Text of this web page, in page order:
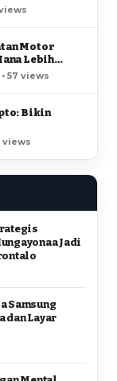
Motor
Lebih
57 views
Bikin
views
Jadi
Samsung
dan Layar